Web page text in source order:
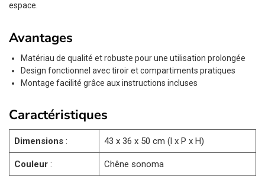
espace.
Avantages
Matériau de qualité et robuste pour une utilisation prolongée
Design fonctionnel avec tiroir et compartiments pratiques
Montage facilité grâce aux instructions incluses
Caractéristiques
Dimensions : 43 x 36 x 50 cm (l x P x H)
Couleur : Chêne sonoma